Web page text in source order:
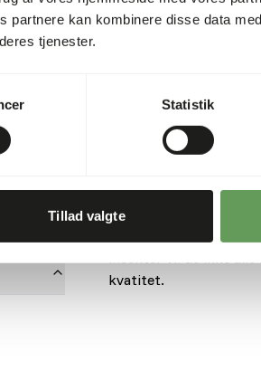
partnere kan kombinere disse data
tjenester.
Statistik
Tillad valgte
et godt
Detaljer
Ernæringsråd
Topinsekt insekter
stadig er frossen kan
optøede insekter end
insekter vil de ikke
kvatitet.